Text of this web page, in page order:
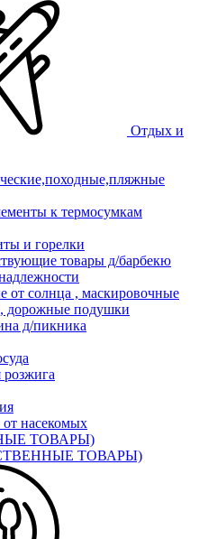
Отдых и
к термосумкам
и горелки
товары д/барбекю
от солнца , маскировочные
дорожные подушки
д/пикника
розжига
насекомых
ТОВАРЫ)
ТОВАРЫ)